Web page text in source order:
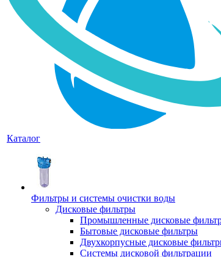
Каталог
Фильтры и системы очистки воды
Дисковые фильтры
Промышленные дисковые
Бытовые дисковые фильтры
Двухкорпусные дисковые
Системы дисковой фильтрации